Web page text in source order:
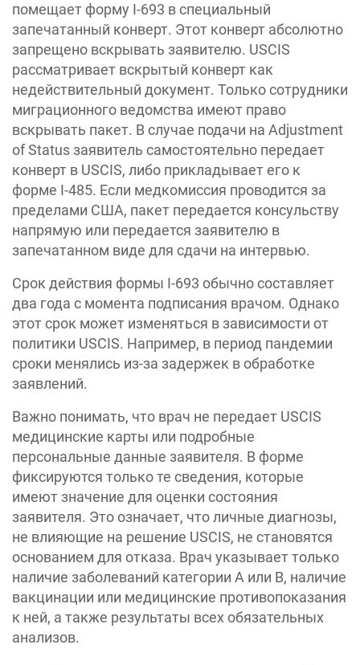
помещает форму I-693 в специальный
запечатанный конверт. Этот конверт абсолютно
запрещено вскрывать заявителю. USCIS
рассматривает вскрытый конверт как
недействительный документ. Только сотрудники
миграционного ведомства имеют право
вскрывать пакет. В случае подачи на Adjustment
of Status заявитель самостоятельно передает
конверт в USCIS, либо прикладывает его к
форме I-485. Если медкомиссия проводится за
пределами США, пакет передается консульству
напрямую или передается заявителю в
запечатанном виде для сдачи на интервью.
Срок действия формы I-693 обычно составляет
два года с момента подписания врачом. Однако
этот срок может изменяться в зависимости от
политики USCIS. Например, в период пандемии
сроки менялись из-за задержек в обработке
заявлений.
Важно понимать, что врач не передает USCIS
медицинские карты или подробные
персональные данные заявителя. В форме
фиксируются только те сведения, которые
имеют значение для оценки состояния
заявителя. Это означает, что личные диагнозы,
не влияющие на решение USCIS, не становятся
основанием для отказа. Врач указывает только
наличие заболеваний категории A или B, наличие
вакцинации или медицинские противопоказания
к ней, а также результаты всех обязательных
анализов.